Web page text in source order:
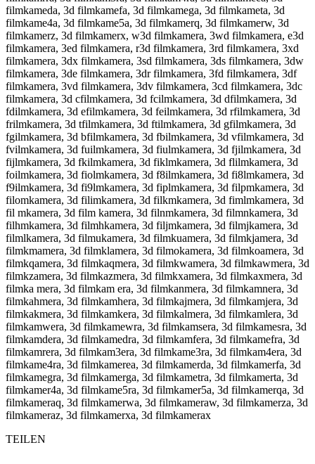
filmkameda, 3d filmkamefa, 3d filmkamega, 3d filmkameta, 3d
filmkame4a, 3d filmkame5a, 3d filmkamerq, 3d filmkamerw, 3d
filmkamerz, 3d filmkamerx, w3d filmkamera, 3wd filmkamera, e3d
filmkamera, 3ed filmkamera, r3d filmkamera, 3rd filmkamera, 3xd
filmkamera, 3dx filmkamera, 3sd filmkamera, 3ds filmkamera, 3dw
filmkamera, 3de filmkamera, 3dr filmkamera, 3fd filmkamera, 3df
filmkamera, 3vd filmkamera, 3dv filmkamera, 3cd filmkamera, 3dc
filmkamera, 3d cfilmkamera, 3d fcilmkamera, 3d dfilmkamera, 3d
fdilmkamera, 3d efilmkamera, 3d feilmkamera, 3d rfilmkamera, 3d
frilmkamera, 3d tfilmkamera, 3d ftilmkamera, 3d gfilmkamera, 3d
fgilmkamera, 3d bfilmkamera, 3d fbilmkamera, 3d vfilmkamera, 3d
fvilmkamera, 3d fuilmkamera, 3d fiulmkamera, 3d fjilmkamera, 3d
fijlmkamera, 3d fkilmkamera, 3d fiklmkamera, 3d flilmkamera, 3d
foilmkamera, 3d fiolmkamera, 3d f8ilmkamera, 3d fi8lmkamera, 3d
f9ilmkamera, 3d fi9lmkamera, 3d fiplmkamera, 3d filpmkamera, 3d
filomkamera, 3d filimkamera, 3d filkmkamera, 3d fimlmkamera, 3d
fil mkamera, 3d film kamera, 3d filnmkamera, 3d filmnkamera, 3d
filhmkamera, 3d filmhkamera, 3d filjmkamera, 3d filmjkamera, 3d
filmlkamera, 3d filmukamera, 3d filmkuamera, 3d filmkjamera, 3d
filmkmamera, 3d filmklamera, 3d filmokamera, 3d filmkoamera, 3d
filmkqamera, 3d filmkaqmera, 3d filmkwamera, 3d filmkawmera, 3d
filmkzamera, 3d filmkazmera, 3d filmkxamera, 3d filmkaxmera, 3d
filmka mera, 3d filmkam era, 3d filmkanmera, 3d filmkamnera, 3d
filmkahmera, 3d filmkamhera, 3d filmkajmera, 3d filmkamjera, 3d
filmkakmera, 3d filmkamkera, 3d filmkalmera, 3d filmkamlera, 3d
filmkamwera, 3d filmkamewra, 3d filmkamsera, 3d filmkamesra, 3d
filmkamdera, 3d filmkamedra, 3d filmkamfera, 3d filmkamefra, 3d
filmkamrera, 3d filmkam3era, 3d filmkame3ra, 3d filmkam4era, 3d
filmkame4ra, 3d filmkamerea, 3d filmkamerda, 3d filmkamerfa, 3d
filmkamegra, 3d filmkamerga, 3d filmkametra, 3d filmkamerta, 3d
filmkamer4a, 3d filmkame5ra, 3d filmkamer5a, 3d filmkamerqa, 3d
filmkameraq, 3d filmkamerwa, 3d filmkameraw, 3d filmkamerza, 3d
filmkameraz, 3d filmkamerxa, 3d filmkamerax
TEILEN